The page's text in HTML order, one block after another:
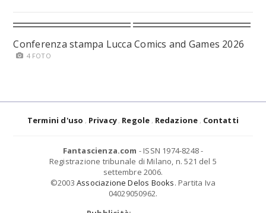
Conferenza stampa Lucca Comics and Games 2026
4 FOTO
Termini d'uso Privacy Regole Redazione Contatti
Fantascienza.com - ISSN 1974-8248 -
Registrazione tribunale di Milano, n. 521 del 5
settembre 2006.
©2003 Associazione Delos Books. Partita Iva
04029050962.